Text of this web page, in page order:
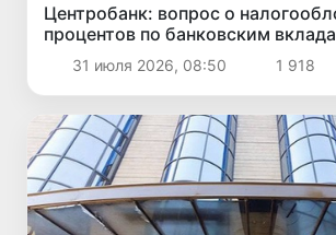
Центробанк: вопрос о
процентов по банковским
является официальной
31 июля 2026, 08:50 1 918